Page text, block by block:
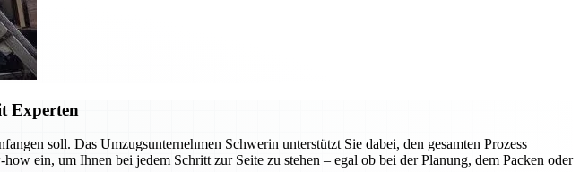
Experten
soll. Das Umzugsunternehmen Schwerin unterstützt Sie dabei, den gesamten Prozess
ein, um Ihnen bei jedem Schritt zur Seite zu stehen – egal ob bei der Planung, dem Packen oder